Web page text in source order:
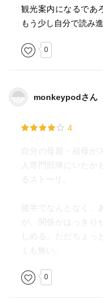
観光案内になるであ
もう少し自分で読み
0
monkeypodさん
4
自分の母親・祖母が
人専門部隊にいたか
るストーリ。
後半でなんとなく、
が、関係がはっきり
しめる。ただちょっ
くも無い。
0